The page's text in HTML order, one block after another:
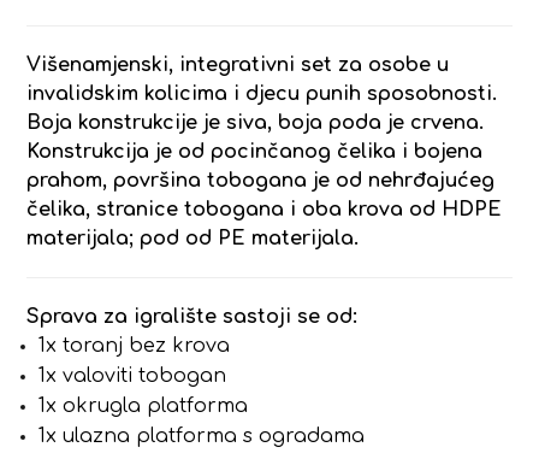
Višenamjenski, integrativni set za osobe u
invalidskim kolicima i djecu punih sposobnosti.
Boja konstrukcije je siva, boja poda je crvena.
Konstrukcija je od pocinčanog čelika i bojena
prahom, površina tobogana je od nehrđajućeg
čelika, stranice tobogana i oba krova od HDPE
materijala; pod od PE materijala.
Sprava za igralište sastoji se od:
1x toranj bez krova
1x valoviti tobogan
1x okrugla platforma
1x ulazna platforma s ogradama